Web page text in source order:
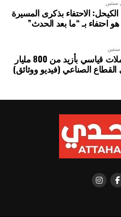
— المصدر: ويكيميديا كومنز (المُلكسنتين
الكيحل: الاحتفاء بذكرى المسيرة
هو احتفاء بـ “ما بعد الحدث”
رقم معاملات قياسي بأزيد من 800 مليار
الصناعي (فيديو ووثائق)